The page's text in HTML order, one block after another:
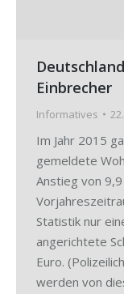
Einbrecher
Informatives
Im Jahr 2015
gemeldete
Anstieg von
Statistik nur
angerichtete
Euro.
werden von